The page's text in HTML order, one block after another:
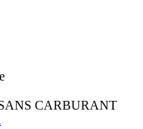
CARBURANT